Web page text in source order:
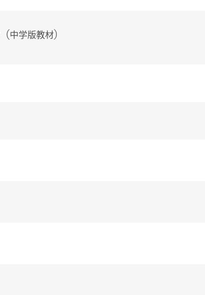
(中学版教材)